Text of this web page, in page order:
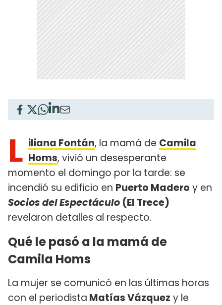
L iliana Fontán, la mamá de Camila
Homs, vivió un desesperante
momento el domingo por la tarde: se
incendió su edificio en Puerto Madero y en
Socios del Espectáculo (El Trece)
revelaron detalles al respecto.
Qué le pasó a la mamá de
Camila Homs
La mujer se comunicó en las últimas horas
con el periodista Matías Vázquez y le